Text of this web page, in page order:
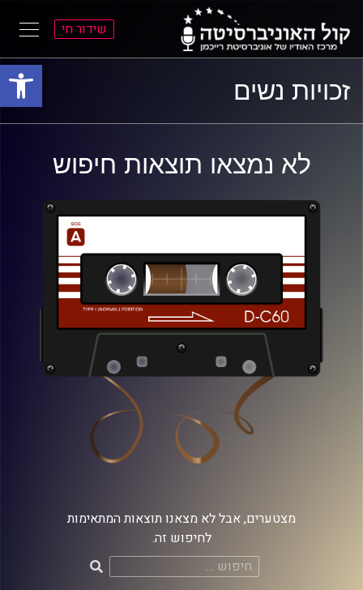
פתח
התפריט
הראשי
התוכן
הראשי
שידור חי
זכויות נשים
לא נמצאו תוצאות חיפוש
מצטערים, אבל לא מצאנו תוצאות המתאימות
לחיפוש זה.